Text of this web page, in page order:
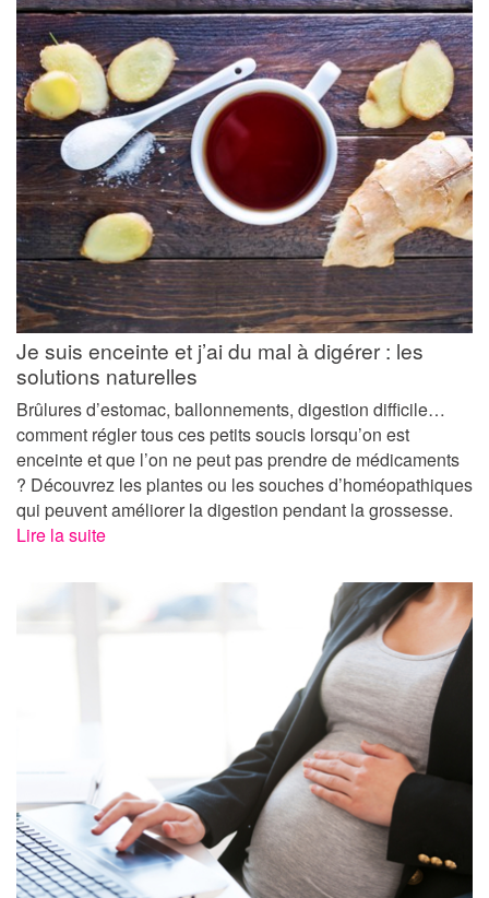
Je suis enceinte et j’ai du mal à digérer : les
solutions naturelles
Brûlures d’estomac, ballonnements, digestion difficile…
comment régler tous ces petits soucis lorsqu’on est
enceinte et que l’on ne peut pas prendre de médicaments
? Découvrez les plantes ou les souches d’homéopathiques
qui peuvent améliorer la digestion pendant la grossesse.
Lire la suite